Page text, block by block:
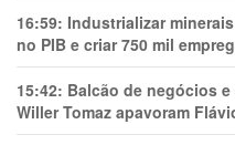
16:59: Industrializar
no PIB e criar 750 mil
15:42: Balcão de negócios
Willer Tomaz apavoram